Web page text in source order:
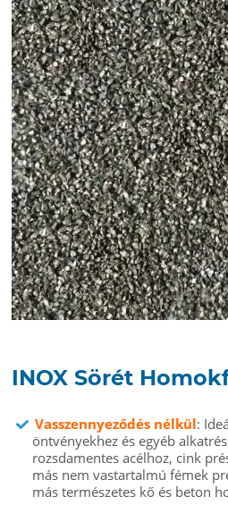
INOX Sörét
Vasszennyeződés nélkül:
öntvényekhez és egyéb
rozsdamentes acélhoz, cink
más nem vastartalmú fémek
más természetes kő és beton